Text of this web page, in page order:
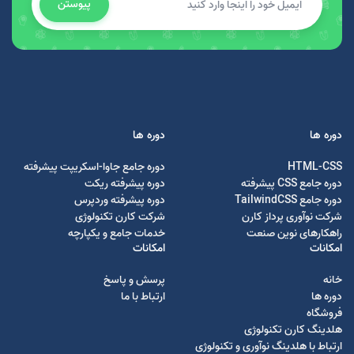
پیوستن
دوره ها
HTML-CSS
دوره جامع CSS پیشرفته
دوره جامع TailwindCSS
شرکت نوآوری پرداز کارن
راهکارهای نوین صنعت
دوره ها
دوره جامع جاوا-اسکریپت پیشرفته
دوره پیشرفته ریکت
دوره پیشرفته وردپرس
شرکت کارن تکنولوژی
خدمات جامع و یکپارچه
امکانات
خانه
دوره ها
فروشگاه
هلدینگ کارن تکنولوژی
ارتباط با هلدینگ نوآوری و تکنولوژی
امکانات
پرسش و پاسخ
ارتباط با ما